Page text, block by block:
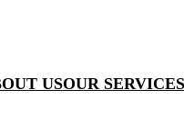
USOUR SERVICES